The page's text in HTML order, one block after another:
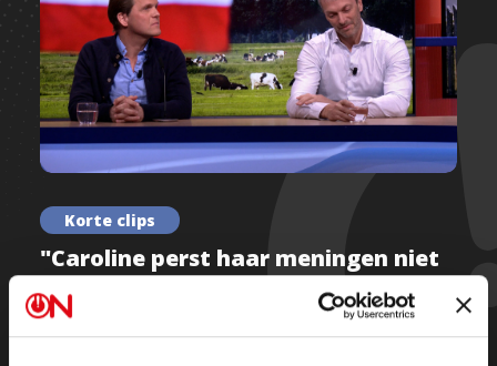
Korte clips
"Caroline perst haar meningen niet
door een ideologie," zegt lovende
Huibrecht Boluijt over koers van
BBB